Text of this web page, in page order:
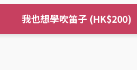
我也想學吹笛子 (HK$200)